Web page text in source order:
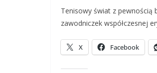
Tenisowy świat z pewnością
zawodniczek współczesnej
X Facebook